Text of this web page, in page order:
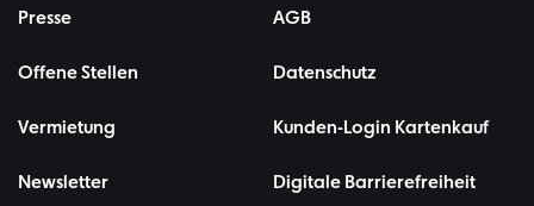
Presse
Offene Stellen
Vermietung
Newsletter
AGB
Datenschutz
Kunden-Login Kartenkauf
Digitale Barrierefreiheit